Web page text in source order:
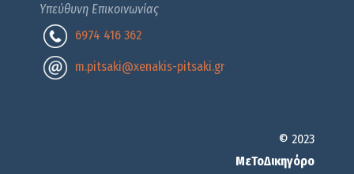
Υπεύθυνη Επικοινωνίας
6974 416 362
m.pitsaki@xenakis-pitsaki.gr
© 2023
ΜεΤοΔικηγόρο